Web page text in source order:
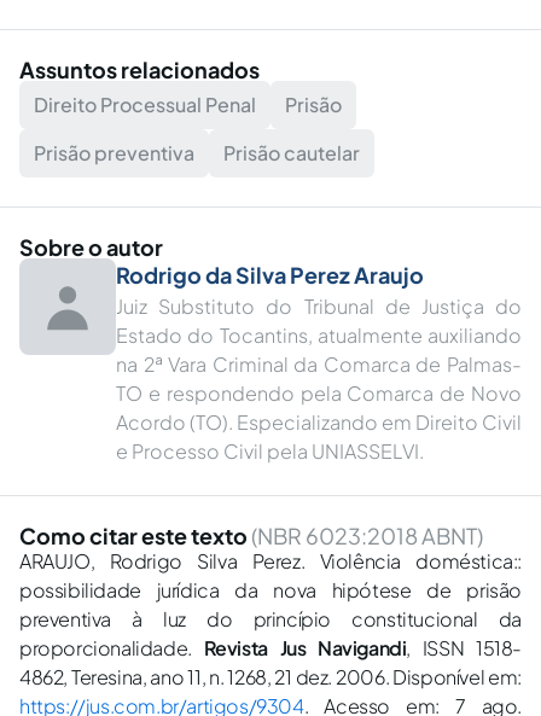
Assuntos relacionados
Direito Processual Penal
Prisão
Prisão preventiva
Prisão cautelar
Sobre o autor
Rodrigo da Silva Perez Araujo
Juiz Substituto do Tribunal de Justiça do
Estado do Tocantins, atualmente auxiliando
na 2ª Vara Criminal da Comarca de Palmas-
TO e respondendo pela Comarca de Novo
Acordo (TO). Especializando em Direito Civil
e Processo Civil pela UNIASSELVI.
Como citar este texto (NBR 6023:2018 ABNT)
ARAUJO, Rodrigo Silva Perez. Violência doméstica::
possibilidade jurídica da nova hipótese de prisão
preventiva à luz do princípio constitucional da
proporcionalidade. Revista Jus Navigandi, ISSN 1518-
4862, Teresina, ano 11, n. 1268, 21 dez. 2006. Disponível em:
https://jus.com.br/artigos/9304. Acesso em: 7 ago.